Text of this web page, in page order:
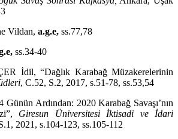
Vildan, a.g.e, ss.77,78
ss.34-40
İdil, “Dağlık Karabağ Müzakerelerinin
, C.52, S.2, 2017, s.51-78, ss.53,54
Ardından: 2020 Karabağ Savaşı’nın
Giresun Üniversitesi İktisadi ve İdari
2021, s.104-123, ss.105-112